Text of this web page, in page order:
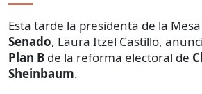
Esta tarde la presidenta de la
Senado, Laura Itzel Castillo,
Plan B de la reforma electoral de
Sheinbaum.